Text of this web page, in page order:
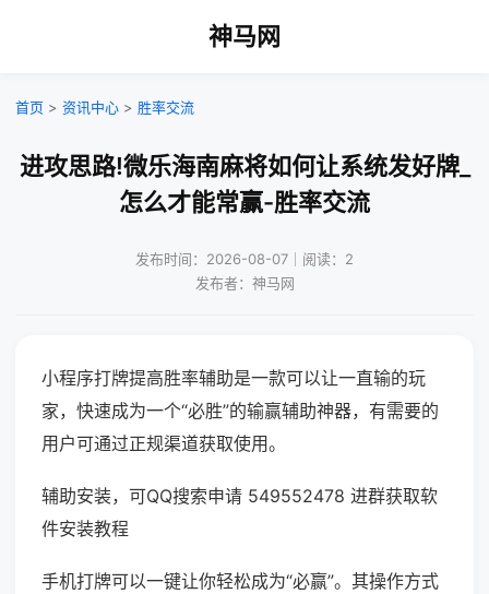
神马网
首页 > 资讯中心 > 胜率交流
进攻思路!微乐海南麻将如何让系统发好牌_
怎么才能常赢-胜率交流
发布时间：2026-08-07｜阅读：2
发布者：神马网
小程序打牌提高胜率辅助是一款可以让一直输的玩
家，快速成为一个“必胜”的输赢辅助神器，有需要的
用户可通过正规渠道获取使用。
辅助安装，可QQ搜索申请 549552478 进群获取软
件安装教程
手机打牌可以一键让你轻松成为“必赢”。其操作方式